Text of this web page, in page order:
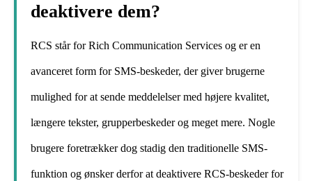
deaktivere dem?
RCS står for Rich Communication Services og er en
avanceret form for SMS-beskeder, der giver brugerne
mulighed for at sende meddelelser med højere kvalitet,
længere tekster, grupperbeskeder og meget mere. Nogle
brugere foretrækker dog stadig den traditionelle SMS-
funktion og ønsker derfor at deaktivere RCS-beskeder for